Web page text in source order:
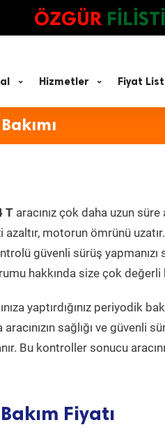
ÖZGÜR
Hizmetler Fiyat
T aracınız çok daha uzun
motorun ömrünü
güvenli sürüş
hakkında size çok
yaptırdığınız periyodik
sağlığı ve
Bu kontroller sonucu
Fiyatı